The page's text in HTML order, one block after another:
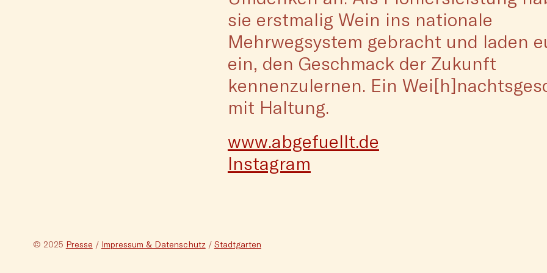
sie erstmalig Wein ins nationale
Mehrwegsystem gebracht und laden
ein, den Geschmack der Zukunft
kennenzulernen. Ein
mit Haltung.
www.abgefuellt.de
Instagram
© 2025 Presse / Impressum & Datenschutz / Stadtgarten